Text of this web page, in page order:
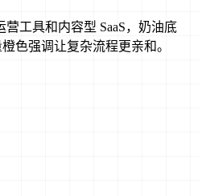
工具和内容型 SaaS，奶油底
色强调让复杂流程更亲和。